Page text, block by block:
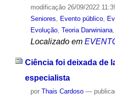
modificação26/09/2022
Seniores
Evento público,
Evolução, Teoria Darwiniana,
Localizado em
Ciência foi deixada de
especialista
por Thais Cardoso —